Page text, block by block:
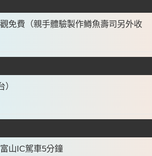
免費（親手體驗製作鱒魚壽司另外收
山IC駕車5分鐘